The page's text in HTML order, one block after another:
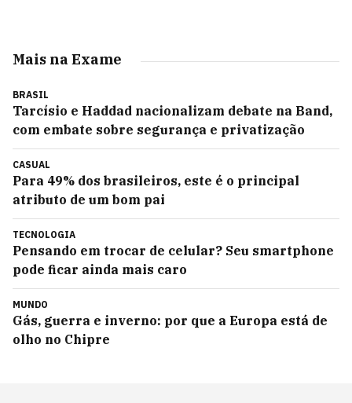
Mais na Exame
BRASIL
Tarcísio e Haddad nacionalizam debate na Band,
com embate sobre segurança e privatização
CASUAL
Para 49% dos brasileiros, este é o principal
atributo de um bom pai
TECNOLOGIA
Pensando em trocar de celular? Seu smartphone
pode ficar ainda mais caro
MUNDO
Gás, guerra e inverno: por que a Europa está de
olho no Chipre